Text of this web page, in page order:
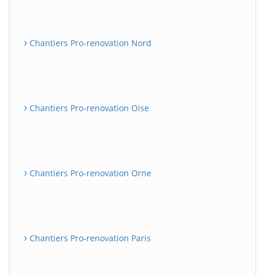
Chantiers Pro-renovation Nord
Chantiers Pro-renovation Oise
Chantiers Pro-renovation Orne
Chantiers Pro-renovation Paris